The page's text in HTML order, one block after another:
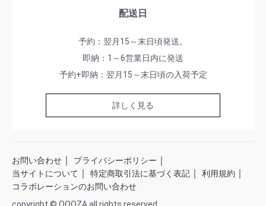
配送日
予約：翌月15～末日頃発送。
即納：1～6営業日内に発送
予約+即納：翌月15～末日頃の入荷予定
詳しく見る
お問い合わせ ｜ プライバシーポリシー ｜
当サイトについて ｜ 特定商取引法に基づく表記 ｜ 利用規約 ｜
コラボレーションのお問い合わせ
copyright © QOOZA all rights reserved.